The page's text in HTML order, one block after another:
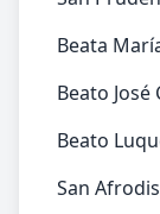
Beata
Beato José
Beato
San